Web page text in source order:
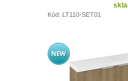
Kód: LT110-SET01